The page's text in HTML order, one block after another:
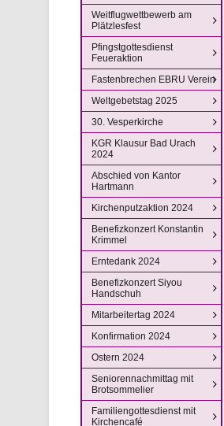
Weitflugwettbewerb am
Plätzlesfest
Pfingstgottesdienst
Feueraktion
Fastenbrechen EBRU Verein
Weltgebetstag 2025
30. Vesperkirche
KGR Klausur Bad Urach
2024
Abschied von Kantor
Hartmann
Kirchenputzaktion 2024
Benefizkonzert Konstantin
Krimmel
Erntedank 2024
Benefizkonzert Siyou
Handschuh
Mitarbeitertag 2024
Konfirmation 2024
Ostern 2024
Seniorennachmittag mit
Brotsommelier
Familiengottesdienst mit
Kirchencafé